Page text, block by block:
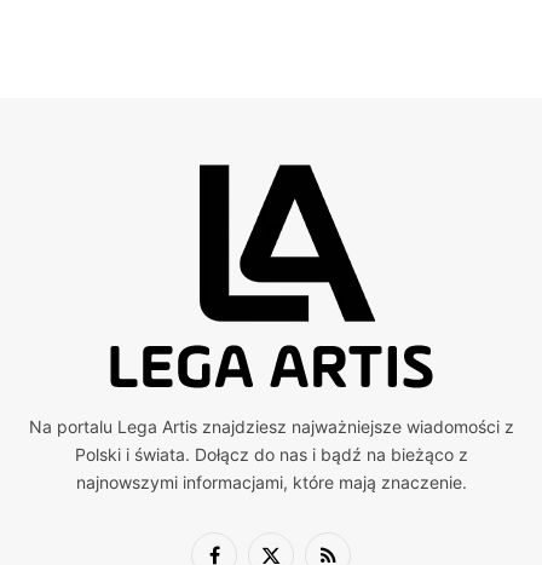
Na portalu Lega Artis znajdziesz najważniejsze wiadomości z
Polski i świata. Dołącz do nas i bądź na bieżąco z
najnowszymi informacjami, które mają znaczenie.